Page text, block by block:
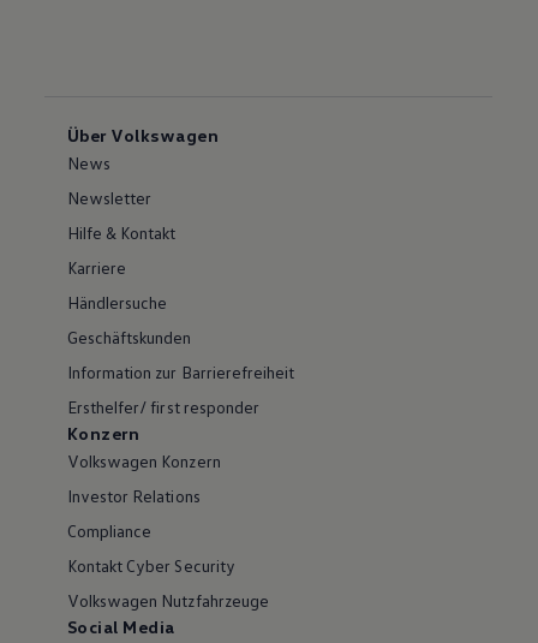
Über Volkswagen
News
Newsletter
Hilfe & Kontakt
Karriere
Händlersuche
Geschäftskunden
Information zur Barrierefreiheit
Ersthelfer/ first responder
Konzern
Volkswagen Konzern
Investor Relations
Compliance
Kontakt Cyber Security
Volkswagen Nutzfahrzeuge
Social Media